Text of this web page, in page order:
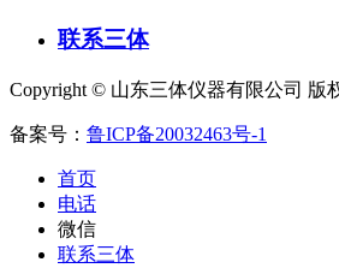
联系三体
Copyright © 山东三体仪器有限公司 版
备案号： 鲁ICP备20032463号-1
首页
电话
微信
联系三体